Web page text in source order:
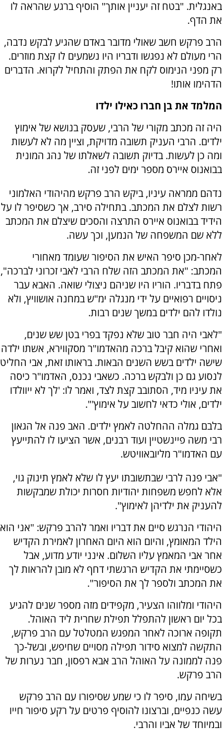
באנגלית. "בטח זה יעניין אותך" הוסיף ברגע שהראה לו
את הדף.
הרב פרקש חשב שאולי מדובר באדם שהגיע לבקש נדבה,
הרי מעולם לא נפגשו ודבריו היו נשמעים לו קצת מוזרים.
רק מפני הנימוס לקח את הפתק והתחיל לקרוא. הדברים
הדהימו אותו!
המלמד את בן חברו כאילו ילדו
היה זה מכתב מקורי של הרבי, שעסק בנושא של אימוץ
ילדים. הרבי העניק תשובה מדויקת, וציין מה לא לעשות
ומה כן לעשות. בדיוק תשובה לשאלתו של נהג המונית
בבואנוס איירס מספר ימים לפני זה.
נדהם ממראה עיניו, ביקש הרב פרקש מהיהודי האלמוני
רשות לצלם את המכתב. בתחילה סירב, אך כשסיפר לו על
הידיד בבואנוס איירס התרצה והסכים שיצלם את המכתב
ללא שם המשפחה של הנמען, וכך עשה.
לאחר-מכן סיפר האיש את הסיפור שעומד מאחורי
המכתב: "את המכתב הזה שלח הרבי לאבי זכרוני לברכה",
פתח בדבריו. הוריו היו שניהם ניצולי שואה. האבא עבר
ניסויים רפואיים על ידי מנגלה ימ"ש במחנה אושוויץ, ולא
נולדו להם ילדים במשך שנים רבות.
"לאבי היה חבר טוב שלא נפקד בפרי בטן שש שנים,
ואחרי שהוא קיבל ברכה מהאדמו"ר מסקווירא, אשתו ילדה
שישה ילדים בשש השנים הבאות. בראותו זאת, אבי החליט
לנסוע גם כן ולבקש ברכה. כשאבי נכנס, האדמו"ר כיסה
את עיניו מיד, הסתובב קצת לצד, ואמר לו: 'לך לא ייוולדו
ילדים, אולי כדאי לחשוב על אימוץ'".
בלבם גמלה ההחלטה לאמץ ילדים. האב פנה אל הגאון
רבי משה פיינשטיין ועוד רבנים, אשר הציעו לו להתייעץ
עם האדמו"ר מליובאוויטש.
"אבי פנה לרבי שבתשובתו יעץ לו שלא לאמץ תינוק גוי,
אלא לחפש משפחות יהודיות חסרות יכולת שמבקשות
להעניק את ילדיהן לאימוץ".
היהודי הנרגש סיים את דבריו ואמר להרב פרקש: "אני הוא
הילד המאומץ, והיום הוא היום האחרון לאמירת הקדיש
אחר אבי המאמץ עליו השלום. אינני יודע מדוע, אבל
כשסיימתי את הקדיש הרגשתי דחף לא מובן להראות לך
את המכתב ולספר לך את הסיפור".
היהודי ומלווהו הצעיר, מקפידים מזה מספר שנים להגיע
בכל יום ראשון להתפלל תפילת שחרית ליד האוהל.
תקופה ארוכה לאחר המפגש המטלטל עם הרב פרקש,
התקשה למצוא סידור תפילה מסויים שחיפש, ובשל-כך
פנה לממונה על האוהל הרב אבא רפסון, חבר נערות של
הרב פרקש.
בשיחה עמו, סיפר לו כי שמע שסיפורו עם הרב פרקש
עשה כנפיים, וברצונו להוסיף פרטים על רקע סיפור חייו
ובמיוחד של אביו והרבי.